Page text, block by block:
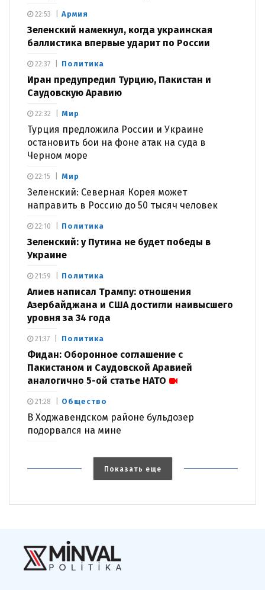
Армия
Зеленский намекнул, когда украинская
баллистика впервые ударит по России
22:53
Политика
Иран предупредил Турцию, Пакистан и
Саудовскую Аравию
22:37
Мир
Турция предложила России и Украине
остановить бои на фоне атак на суда в
Черном море
22:32
Мир
Зеленский: Северная Корея может
направить в Россию до 50 тысяч человек
22:15
Политика
Зеленский: у Путина не будет победы в
Украине
22:10
Политика
Алиев написал Трампу: отношения
Азербайджана и США достигли наивысшего
уровня за 34 года
21:59
Политика
Фидан: Оборонное соглашение с
Пакистаном и Саудовской Аравией
аналогично 5-ой статье НАТО
21:37
Общество
В Ходжавендском районе бульдозер
подорвался на мине
21:28
Показать еще